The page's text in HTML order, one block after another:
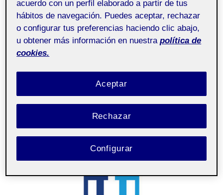
acuerdo con un perfil elaborado a partir de tus
hábitos de navegación. Puedes aceptar, rechazar
o configurar tus preferencias haciendo clic abajo,
u obtener más información en nuestra política de
cookies.
Rechazar
Aceptar
Configurar